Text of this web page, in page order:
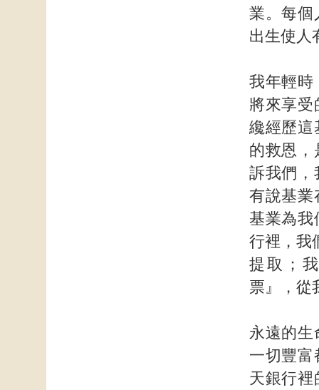
業。每個
出生使人
我年輕時
將來享受
纔經歷這
的救恩，
訴我們，
有說基業
基業為我
行裡，我
提取；
票』，從
永遠的生
一切豐富
天銀行裡